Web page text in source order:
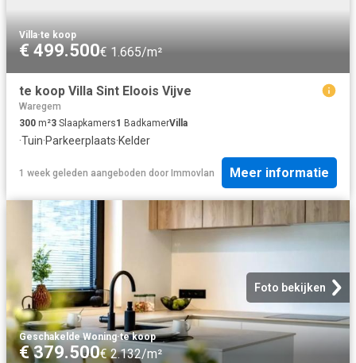
Villa·te koop
€ 499.500€ 1.665/m²
te koop Villa Sint Eloois Vijve
Waregem
300 m²3 Slaapkamers1 BadkamerVilla
·Tuin·Parkeerplaats·Kelder
1 week geleden aangeboden door Immovlan Meer informatie
Foto bekijken
Geschakelde Woning·te koop
€ 379.500€ 2.132/m²